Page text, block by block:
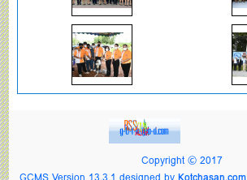
Copyright © 2017
GCMS Version 13.3.1 designed by Kotchasan.com